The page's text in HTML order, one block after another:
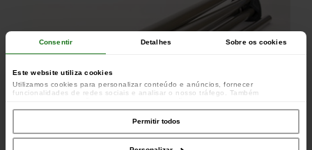
Consentir Detalhes Sobre os cookies
Este website utiliza cookies
Utilizamos cookies para personalizar conteúdo e anúncios, fornecer
funcionalidades de redes sociais e analisar o nosso tráfego. Também
parceiros de redes sociais, de publicidade e de análise, que as podem combinar
com outras informações que lhes forneceu ou recolhidas por estes a partir da
sua utilização dos respetivos serviços.
Permitir todos